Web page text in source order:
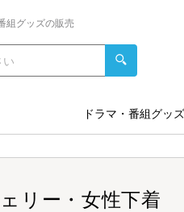
組グッズの販売
ドラマ・番組グッ
リー・女性下着